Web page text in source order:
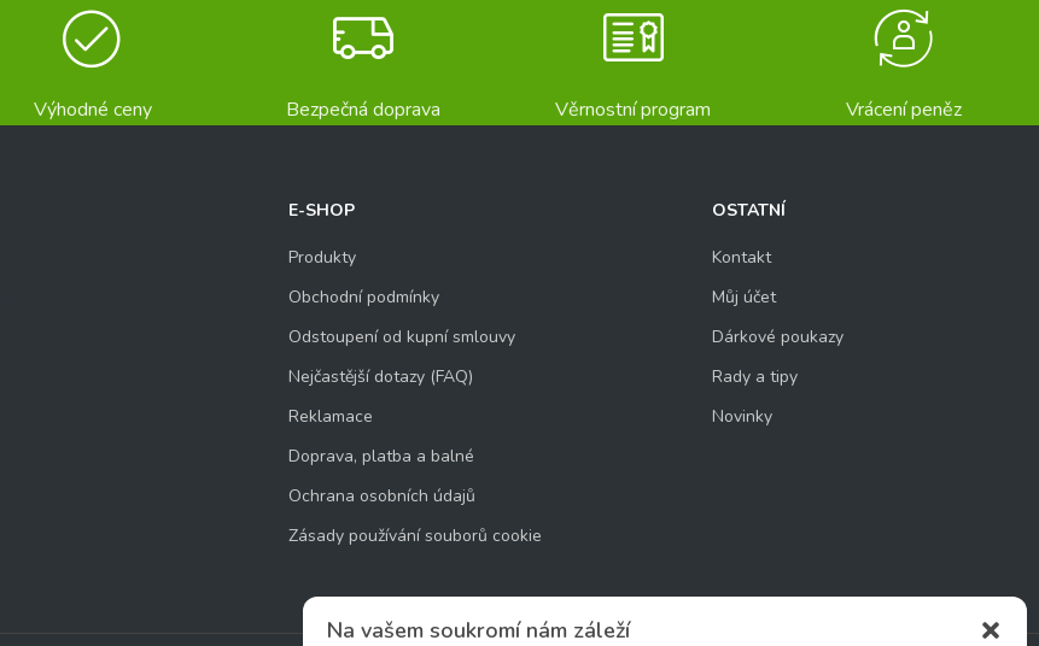
Na vašem soukromí nám záleží
Výhodné ceny Bezpečná doprava Věrnostní program Vrácení peněz
E-SHOP
Produkty
Obchodní podmínky
Odstoupení od kupní smlouvy
Nejčastější dotazy (FAQ)
Reklamace
Doprava, platba a balné
Ochrana osobních údajů
Zásady používání souborů cookie
OSTATNÍ
Kontakt
Můj účet
Dárkové poukazy
Rady a tipy
Novinky